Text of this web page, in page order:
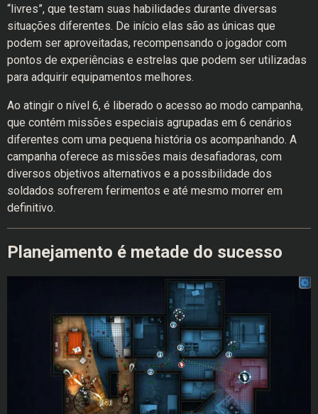
“livres”, que testam suas habilidades durante diversas
situações diferentes. De início elas são as únicas que
podem ser aproveitadas, recompensando o jogador com
pontos de experiências e estrelas que podem ser utilizadas
para adquirir equipamentos melhores.
Ao atingir o nível 6, é liberado o acesso ao modo campanha,
que contém missões especiais agrupadas em 6 cenários
diferentes com uma pequena história os acompanhando. A
campanha oferece as missões mais desafiadoras, com
diversos objetivos alternativos e a possibilidade dos
soldados sofrerem ferimentos e até mesmo morrer em
definitivo.
Planejamento é metade do sucesso